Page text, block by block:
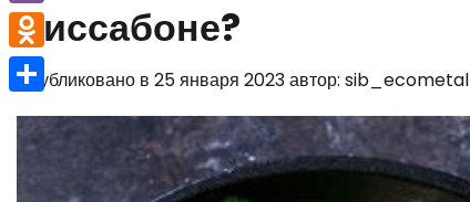
Лиссабоне?
Опубликовано в 25 января 2023автор: sib_ecometal
Viber
Odnoklassniki